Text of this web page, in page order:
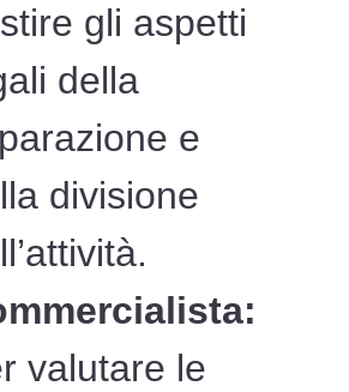
gli aspetti
della
e
divisione
valutare le